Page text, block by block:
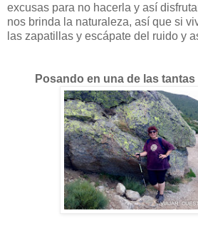
excusas para no hacerla y así
nos brinda la naturaleza, así que si
las zapatillas y escápate del ruido y
Posando en una de las